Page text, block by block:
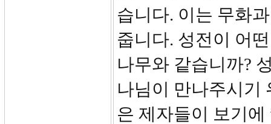
습니다. 이는 무화
줍니다. 성전이 어
나무와 같습니까?
나님이 만나주시기
은 제자들이 보기